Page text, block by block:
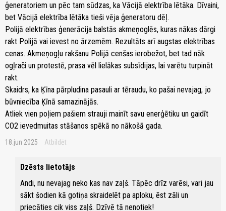
ģeneratoriem un pēc tam sūdzas, ka Vācijā elektrība lētāka. Dīvaini,
bet Vācijā elektrība lētāka tieši vēja ģeneratoru dēļ.
Polijā elektrības ģenerācija balstās akmeņoglēs, kuras nākas dārgi
rakt Polijā vai ievest no ārzemēm. Rezultāts arī augstas elektrības
cenas. Akmeņogļu rakšanu Polijā cenšas ierobežot, bet tad nāk
ogļrači un protestē, prasa vēl lielākas subsīdijas, lai varētu turpināt
rakt.
Skaidrs, ka Ķīna pārpludina pasauli ar tēraudu, ko pašai nevajag, jo
būvniecība Ķīnā samazinājās.
Atliek vien poļiem pašiem strauji mainīt savu enerģētiku un gaidīt
CO2 ievedmuitas stāšanos spēkā no nākošā gada.
18.jun 2025 Atbildēt
Dzēsts lietotājs
Andi, nu nevajag neko kas nav zaļš. Tāpēc drīz varēsi, vari jau
sākt šodien kā gotiņa skraidelēt pa aploku, ēst zāli un
priecāties cik viss zaļš. Dzīvē tā nenotiek!